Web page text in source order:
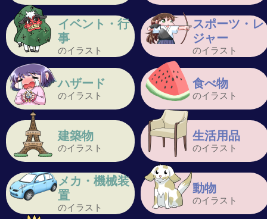
イベント・行
事
のイラスト
スポーツ・レ
ジャー
のイラスト
ハザード
のイラスト
食べ物
のイラスト
建築物
のイラスト
生活用品
のイラスト
メカ・機械装
置
のイラスト
動物
のイラスト